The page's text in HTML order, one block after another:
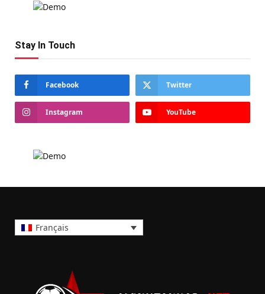
Stay In Touch
Facebook Twitter
Instagram YouTube
Français